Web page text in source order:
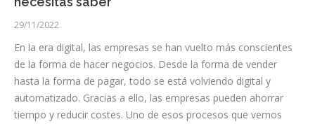
29/11/2022
En la era digital, las empresas se han vuelto más conscientes
de la forma de hacer negocios. Desde la forma de vender
hasta la forma de pagar, todo se está volviendo digital y
automatizado. Gracias a ello, las empresas pueden ahorrar
tiempo y reducir costes. Uno de esos procesos que vemos